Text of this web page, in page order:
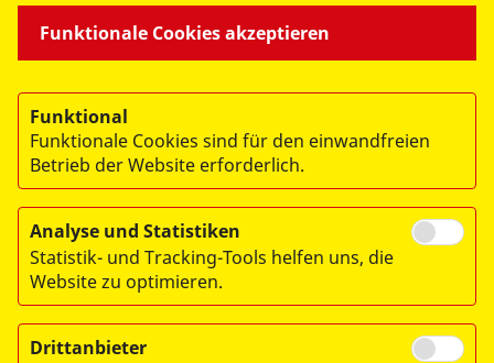
© 2026 Arbeiter-Samariter-Bund Landesverband Bremen e.V.
Impressum
Datenschutz
Funktionale Cookies akzeptieren
Funktional
Funktionale Cookies sind für den einwandfreien
Betrieb der Website erforderlich.
Analyse und Statistiken
Statistik- und Tracking-Tools helfen uns, die
Website zu optimieren.
Drittanbieter